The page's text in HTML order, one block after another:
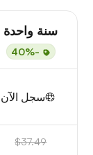
سنة واحدة
-40%
سجل الآن
$37.49